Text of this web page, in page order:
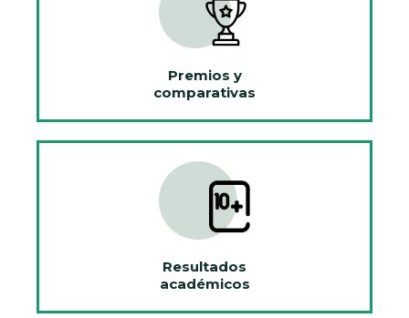
Premios y
comparativas
Resultados
académicos